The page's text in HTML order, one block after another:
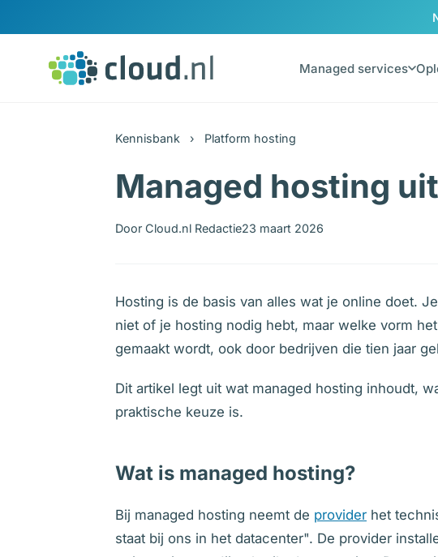
Managed services
Kennisbank › Platform hosting
Managed hosting
Door Cloud.nl Redactie23 maart 2026
Hosting is de basis van alles wat je online doet.
niet of je hosting nodig hebt, maar welke vorm
gemaakt wordt, ook door bedrijven die tien jaar
Dit artikel legt uit wat managed hosting inhoudt,
praktische keuze is.
Wat is managed hosting?
Bij managed hosting neemt de provider het
staat bij ons in het datacenter". De provider